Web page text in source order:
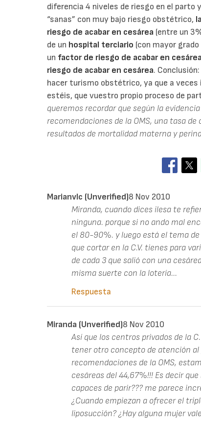
diferencia 4 niveles de riesgo en el parto
“sanas” con muy bajo riesgo obstétrico,
riesgo de acabar en cesárea (entre un
de un hospital terciario (con mayor
un factor de riesgo de acabar en cesárea
riesgo de acabar en cesárea.
hacer turismo obstétrico, ya que a
estéis, que vuestro propio proceso de
queremos recordar que según la
recomendaciones de la OMS, una tasa
resultados de mortalidad materna y
Marianvlc (unverified)8 Nov 2010
Miranda, cuando dices ilesa te
ninguna. porque si no ando mal
el 80-90%. y luego está el tema
que cortar en la C.V. tienes para
de cada 3 que salió con una
misma suerte con la lotería...
Respuesta
Miranda (unverified)8 Nov 2010
Así que los centros privados de la
tener otro concepto de atención al
recomendaciones de la OMS,
cesáreas del 44,67%!!! Es decir
capaces de parir??? me parece
¿Cuando empiezan a ofrecer el
liposucción? ¿Hay alguna mujer